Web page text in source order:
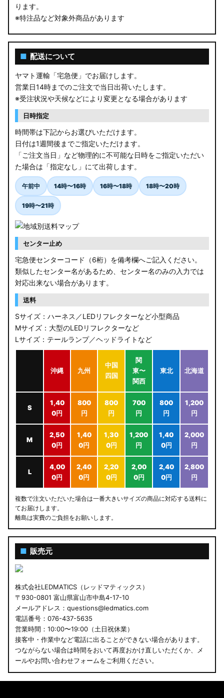
ります。
※特注品など対象外商品があります
■ 配送について
ヤマト運輸「宅急便」でお届けします。
営業日14時までのご注文で当日出荷いたします。
※受注状況や天候などにより変更となる場合があります
日時指定
時間帯は下記からお選びいただけます。
日付は1週間後までご指定いただけます。
「ご注文当日」など物理的に不可能な日時をご指定いただい
た場合は「指定なし」にて出荷します。
午前中 14時〜16時 16時〜18時 18時〜20時
19時〜21時
センター止め
宅急便センターコード（6桁）を備考欄へご記入ください。
類似したセンター名があるため、センター名のみの入力では
対応出来ない場合があります。
送料
Sサイズ：ハーネス／LEDリフレクターなど小型商品
Mサイズ：大型のLEDリフレクターなど
Lサイズ：テールランプ／ヘッドライトなど
沖縄 九州
中国
四国
関
東〜
関西
東北 北海道
S
1,40
0円
800
円
800
円
700
円
800
円
1,200
円
M
2,50
0円
1,40
0円
1,30
0円
1,200
円
1,40
0円
2,000
円
L
4,00
0円
2,40
0円
2,20
0円
2,00
0円
2,40
0円
2,800
円
複数で注文いただいた場合は一番大きいサイズの商品に対応する送料に
てお届けします。
離島は実費のご負担をお願いします。
■ 販売元
株式会社LEDMATICS（レッドマティックス）
〒930-0801 富山県富山市中島4-17-10
メールアドレス：questions@ledmatics.com
電話番号：076-437-5635
営業時間：10:00〜19:00（土日祝休業）
接客中・作業中など電話に出ることができない場合があります。
つながらない場合は時間をおいて再度おかけ直しいただくか、メ
ールやお問い合わせフォームをご利用ください。